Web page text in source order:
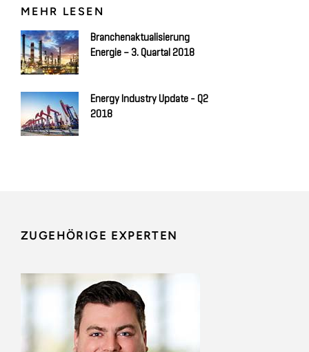
MEHR LESEN
Branchenaktualisierung
Energie – 3. Quartal 2018
Energy Industry Update - Q2
2018
ZUGEHÖRIGE EXPERTEN